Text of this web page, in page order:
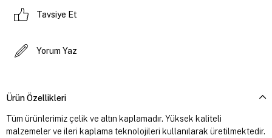
Tavsiye Et
Yorum Yaz
Ürün Özellikleri
Tüm ürünlerimiz çelik ve altın kaplamadır. Yüksek kaliteli
malzemeler ve ileri kaplama teknolojileri kullanılarak üretilmektedir.